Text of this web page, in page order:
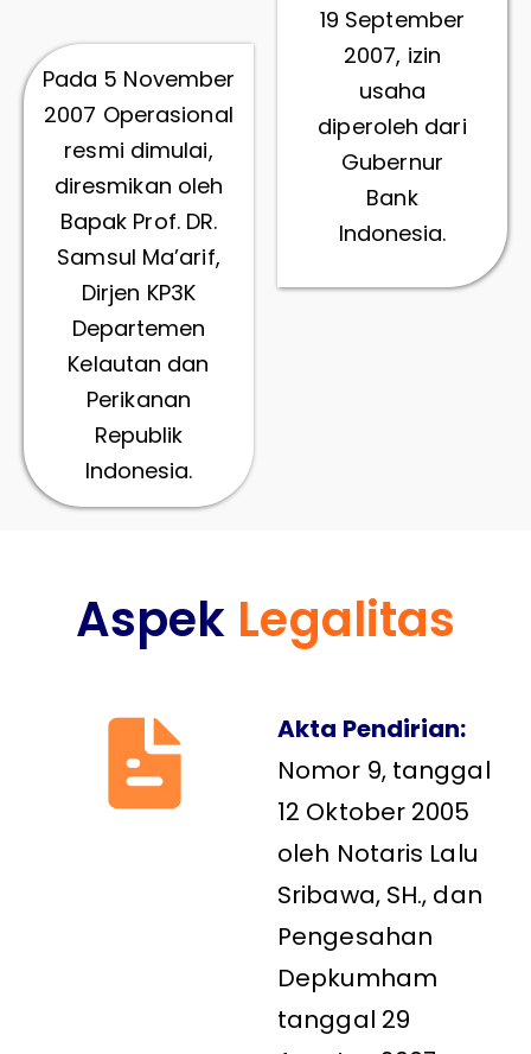
Pada 5 November
2007 Operasional
resmi dimulai,
diresmikan oleh
Bapak Prof. DR.
Samsul Ma’arif,
Dirjen KP3K
Departemen
Kelautan dan
Perikanan
Republik
Indonesia.
19 September
2007, izin
usaha
diperoleh dari
Gubernur
Bank
Indonesia.
Aspek Legalitas
Akta Pendirian:
Nomor 9, tanggal
12 Oktober 2005
oleh Notaris Lalu
Sribawa, SH., dan
Pengesahan
Depkumham
tanggal 29